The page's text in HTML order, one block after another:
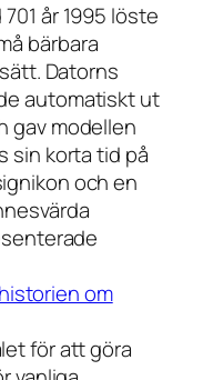
år 1995 löste
bärbara
Datorns
automatiskt ut
gav modellen
sin korta tid på
och en
om
för att göra